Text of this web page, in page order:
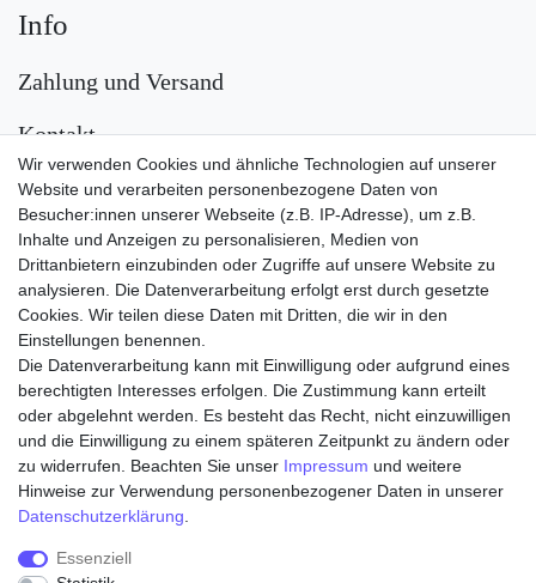
Wir verwenden Cookies und ähnliche Technologien auf unserer
Website und verarbeiten personenbezogene Daten von
Besucher:innen unserer Webseite (z.B. IP-Adresse), um z.B.
Inhalte und Anzeigen zu personalisieren, Medien von
Drittanbietern einzubinden oder Zugriffe auf unsere Website zu
analysieren. Die Datenverarbeitung erfolgt erst durch gesetzte
Cookies. Wir teilen diese Daten mit Dritten, die wir in den
Einstellungen benennen.
Die Datenverarbeitung kann mit Einwilligung oder aufgrund eines
berechtigten Interesses erfolgen. Die Zustimmung kann erteilt
oder abgelehnt werden. Es besteht das Recht, nicht einzuwilligen
und die Einwilligung zu einem späteren Zeitpunkt zu ändern oder
zu widerrufen. Beachten Sie unser Impressum und weitere
Hinweise zur Verwendung personenbezogener Daten in unserer
Daten­schutz­erklärung
Essenziell
Info
Zahlung und Versand
Kontakt
Versand
Zahlungsarten